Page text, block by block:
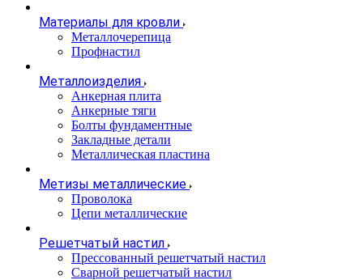
Материалы для кровли
Металлочерепица
Профнастил
Металлоизделия
Анкерная плита
Анкерные тяги
Болты фундаментные
Закладные детали
Металлическая пластина
Метизы металлические
Проволока
Цепи металлические
Решетчатый настил
Прессованный решетчатый настил
Сварной решетчатый настил